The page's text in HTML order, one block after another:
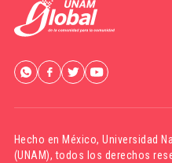
Hecho en México,Universidad
(UNAM), todos los derechos